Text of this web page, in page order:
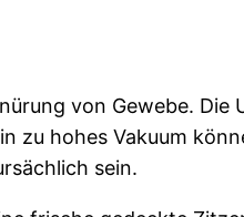
von Gewebe.
zu hohes Vakuum
sein.